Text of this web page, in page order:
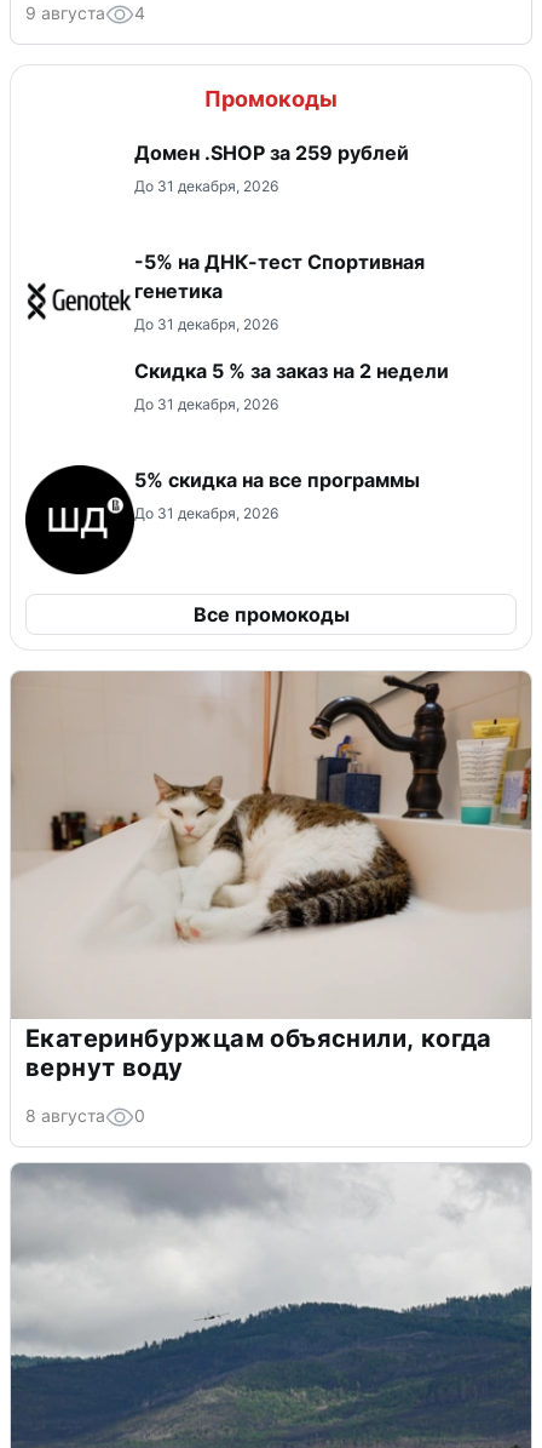
9 августа 4
Промокоды
Домен .SHOP за 259 рублей
До 31 декабря, 2026
-5% на ДНК-тест Спортивная
генетика
До 31 декабря, 2026
Скидка 5 % за заказ на 2 недели
До 31 декабря, 2026
5% скидка на все программы
До 31 декабря, 2026
Все промокоды
Екатеринбуржцам объяснили, когда
вернут воду
8 августа 0